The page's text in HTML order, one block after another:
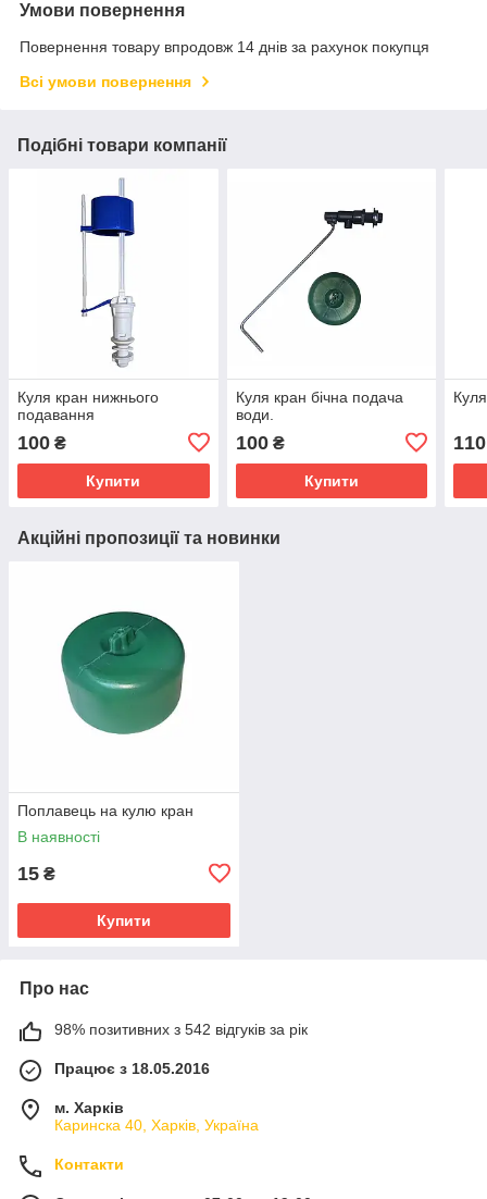
Умови повернення
Повернення товару впродовж 14 днів за рахунок покупця
Всі умови повернення
Подібні товари компанії
Куля кран нижнього
подавання
100 ₴
Купити
Куля кран бічна подача
води.
100₴
Купити
110
Акційні пропозиції та новинки
Поплавець на кулю кран
В наявності
15 ₴
Купити
Про нас
98% позитивних з 542 відгуків за рік
Працює з 18.05.2016
м. Харків
Каринска 40, Харків, Україна
Контакти